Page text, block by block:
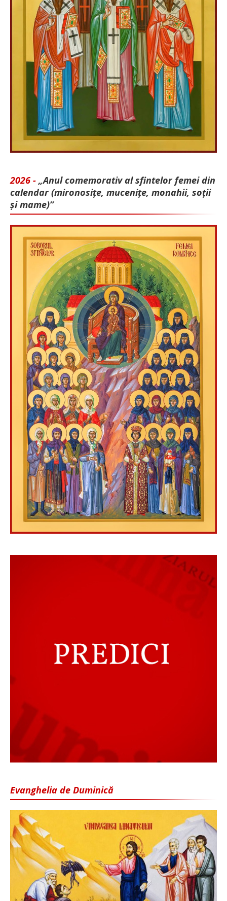
2026 - „Anul comemorativ al sfintelor femei din
calendar (mironosițe, mu­cenițe, monahii, soții
și mame)”
Evanghelia de Duminică